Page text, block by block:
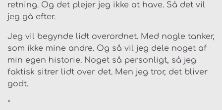
retning. Og det plejer jeg ikke at have. Så det vil
jeg gå efter.
Jeg vil begynde lidt overordnet. Med nogle tanker,
som ikke mine andre. Og så vil jeg dele noget af
min egen historie. Noget så personligt, så jeg
faktisk sitrer lidt over det. Men jeg tror, det bliver
godt.
*